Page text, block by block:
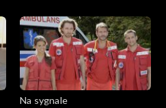
Na sygnale